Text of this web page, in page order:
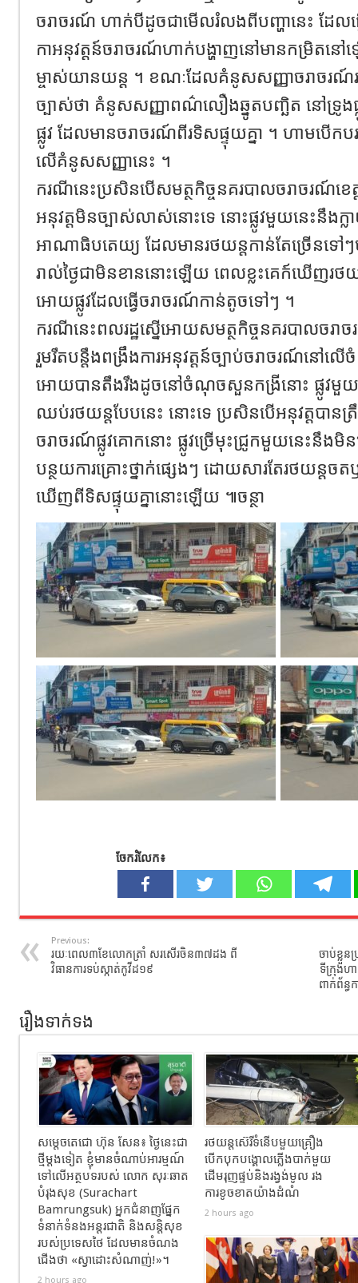
ចរាចរណ៍ ហាក់បីដូចជាមើលរំលងពីបញ្ហានេះ ដែលធ្
កាអនុវត្តន៍ចរាចរណ៍ហាក់បង្ហាញនៅមានកម្រិតនៅ
ម្ចាស់យានយន្ត ។ ខណៈដែលគំនូសសញ្ញាចរាចរណ៍
ច្បាស់ថា គំនូសសញ្ញាពណ៌លឿងឆ្នូតបញ្ឆិត នៅទ្រូងផ្លូ
ផ្លូវ ដែលមានចរាចរណ៍ពីរទិសផ្ទុយគ្នា ។ ហាមបើ
លើគំនូសសញ្ញានេះ ។
ករណីនេះប្រសិនបើសមត្ថកិច្ចនគរបាលចរាចរណ៍ខេត្
អនុវត្តមិនច្បាស់លាស់នោះទេ នោះផ្លូវមួយនេះនឹងក្
អាណាធិបតេយ្យ ដែលមានរថយន្តកាន់តែច្រើនទៅៗ
រាល់ថ្ងៃជាមិនខាននោះឡើយ ពេលខ្លះគេក៍ឃើញរថ
អោយផ្លូវដែលធ្វើចរាចរណ៍កាន់តូចទៅៗ ។
ករណីនេះពលរដ្ឋស្នើអោយសមត្ថកិច្ចនគរបាលចរា
រួមរឹតបន្តឹងពង្រឹងការអនុវត្តន៍ច្បាប់ចរាចរណ៍នៅលើ
អោយបានតឹងរឹងដូចនៅចំណុចសួនកង្រីនោះ ផ្លូវមួយ
ឈប់រថយន្តបែបនេះ នោះទេ ប្រសិនបើអនុវត្តបានត្
ចរាចរណ៍ផ្លូវគោកនោះ ផ្លូវច្រើមុះជ្រូកមួយនេះនឹងមិ
បន្ថយការគ្រោះថ្នាក់ផ្សេងៗ ដោយសារតែរថយន្ត
ឃើញពីទិសផ្ទុយគ្នានោះឡើយ ៕ចន្ថា
ចែករំលែក៖
Previous:
រយៈពេល៣ខែលោកត្រាំ សរសើរចិន៣៧ដង ពី
វិធានការទប់ស្កាត់កូវីដ១៩
ចាប់ខ្លួន
ទីក្រុងហ
ពាក់ព័ន្ធ
រឿងទាក់ទង
សម្តេចតេជោ ហ៊ុន សែន៖ ថ្ងៃនេះជា
ថ្មីម្តងទៀត ខ្ញុំមានចំណាប់អារម្មណ៍
ទៅលើអត្ថបទរបស់ លោក សុរៈឆាត
បំរុងសុខ (Surachart
Bamrungsuk) អ្នកជំនាញផ្នែក
ទំនាក់ទំនងអន្តរជាតិ និងសន្តិសុខ
របស់ប្រទេសថៃ ដែលមានចំណង
ជើង​ថា «ស្វាដោះសំណាញ់!»។
2 hours ago
រថយន្តស៊េរីទំនើបមួយគ្រឿង
បើកបុកបង្គោលភ្លើងបាក់មួយ
ដើមរុញផ្ទប់និងរង្វង់មូល​ រង
ការខូចខាតយ៉ាងដំណំ
2 hours ago